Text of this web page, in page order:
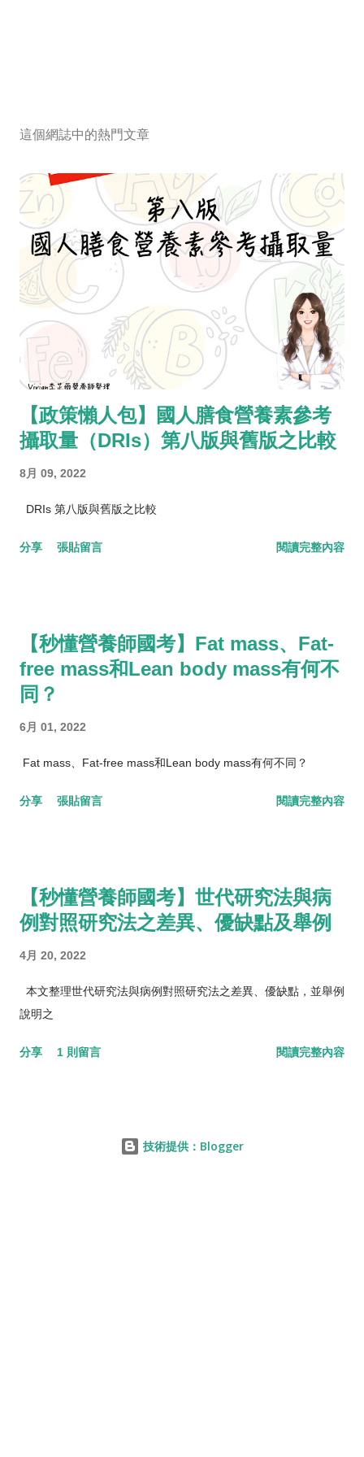
這個網誌中的熱門文章
【政策懶人包】國人膳食營養素參考
攝取量（DRIs）第八版與舊版之比較
8月 09, 2022
DRIs 第八版與舊版之比較
分享 張貼留言 閱讀完整內容
【秒懂營養師國考】Fat mass、Fat-
free mass和Lean body mass有何不
同？
6月 01, 2022
Fat mass、Fat-free mass和Lean body mass有何不同？
分享 張貼留言 閱讀完整內容
【秒懂營養師國考】世代研究法與病
例對照研究法之差異、優缺點及舉例
4月 20, 2022
本文整理世代研究法與病例對照研究法之差異、優缺點，並舉例
說明之
分享 1 則留言 閱讀完整內容
技術提供：Blogger